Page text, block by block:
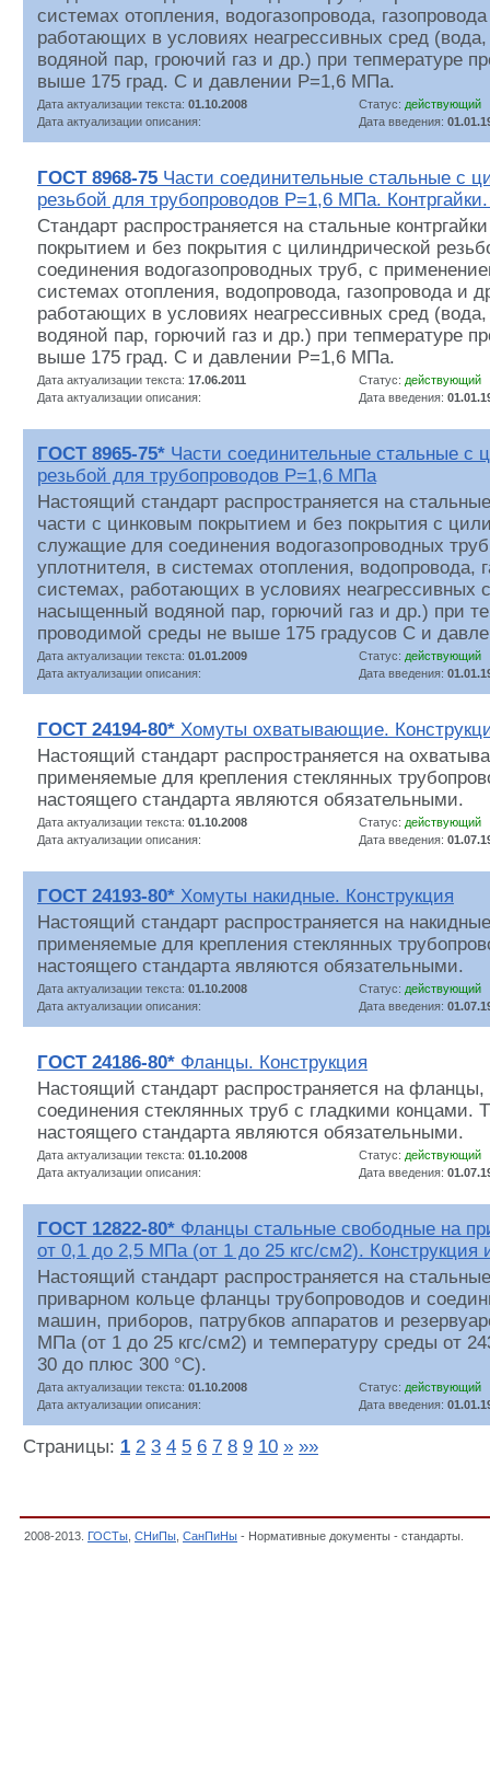
системах отопления, водогазопровода,
работающих в условиях неагрессивных сред
водяной пар, гроючий газ и др.) при тепмературе
выше 175 град. С и давлении Р=1,6 МПа.
Дата актуализации текста: 01.10.2008 Статус: действующий
Дата актуализации описания:
Дата введения:
ГОСТ 8968-75 Части соединительные стальные с
резьбой для трубопроводов Р=1,6 МПа.
Стандарт распространяется на стальные
покрытием и без покрытия с цилиндрической
соединения водогазопроводных труб, с
системах отопления, водопровода, газопровода и
работающих в условиях неагрессивных сред
водяной пар, горючий газ и др.) при тепмературе
выше 175 град. С и давлении Р=1,6 МПа.
Дата актуализации текста: 17.06.2011 Статус: действующий
Дата актуализации описания:
Дата введения:
ГОСТ 8965-75* Части соединительные стальные с
резьбой для трубопроводов Р=1,6 МПа
Настоящий стандарт распространяется на
части с цинковым покрытием и без покрытия с
служащие для соединения водогазопроводных
уплотнителя, в системах отопления, водопровода,
системах, работающих в условиях неагрессивных
насыщенный водяной пар, горючий газ и др.) при
проводимой среды не выше 175 градусов С и
Дата актуализации текста: 01.01.2009 Статус: действующий
Дата актуализации описания:
Дата введения:
ГОСТ 24194-80* Хомуты охватывающие.
Настоящий стандарт распространяется на
применяемые для крепления стеклянных
настоящего стандарта являются обязательными.
Дата актуализации текста: 01.10.2008 Статус: действующий
Дата актуализации описания:
Дата введения:
ГОСТ 24193-80* Хомуты накидные. Конструкция
Настоящий стандарт распространяется на
применяемые для крепления стеклянных
настоящего стандарта являются обязательными.
Дата актуализации текста: 01.10.2008 Статус: действующий
Дата актуализации описания:
Дата введения:
ГОСТ 24186-80* Фланцы. Конструкция
Настоящий стандарт распространяется на
соединения стеклянных труб с гладкими концами.
настоящего стандарта являются обязательными.
Дата актуализации текста: 01.10.2008 Статус: действующий
Дата актуализации описания:
Дата введения:
ГОСТ 12822-80* Фланцы стальные свободные на
от 0,1 до 2,5 МПа (от 1 до 25 кгс/см2). Конструкция
Настоящий стандарт распространяется на
приварном кольце фланцы трубопроводов и
машин, приборов, патрубков аппаратов и
МПа (от 1 до 25 кгс/см2) и температуру среды от
30 до плюс 300 °С).
Дата актуализации текста: 01.10.2008 Статус: действующий
Дата актуализации описания:
Дата введения:
Страницы: 1 2 3 4 5 6 7 8 9 10 » »»
2008-2013. ГОСТы СНиПы СанПиНы - Нормативные документы - стандарты.